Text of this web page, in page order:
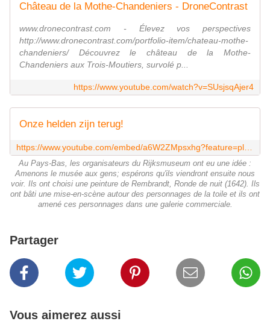
Château de la Mothe-Chandeniers - DroneContrast
www.dronecontrast.com - Élevez vos perspectives
http://www.dronecontrast.com/portfolio-item/chateau-mothe-
chandeniers/ Découvrez le château de la Mothe-
Chandeniers aux Trois-Moutiers, survolé p...
https://www.youtube.com/watch?v=SUsjsqAjer4
Onze helden zijn terug!
Au Pays-Bas, les organisateurs du Rijksmuseum ont eu une idée :
Amenons le musée aux gens; espérons qu'ils viendront ensuite nous
voir. Ils ont choisi une peinture de Rembrandt, Ronde de nuit (1642). Ils
ont bâti une mise-en-scène autour des personnages de la toile et ils ont
amené ces personnages dans une galerie commerciale.
Partager
Vous aimerez aussi